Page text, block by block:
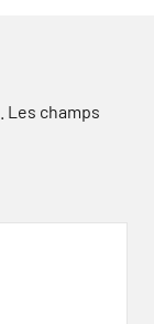
Les champs